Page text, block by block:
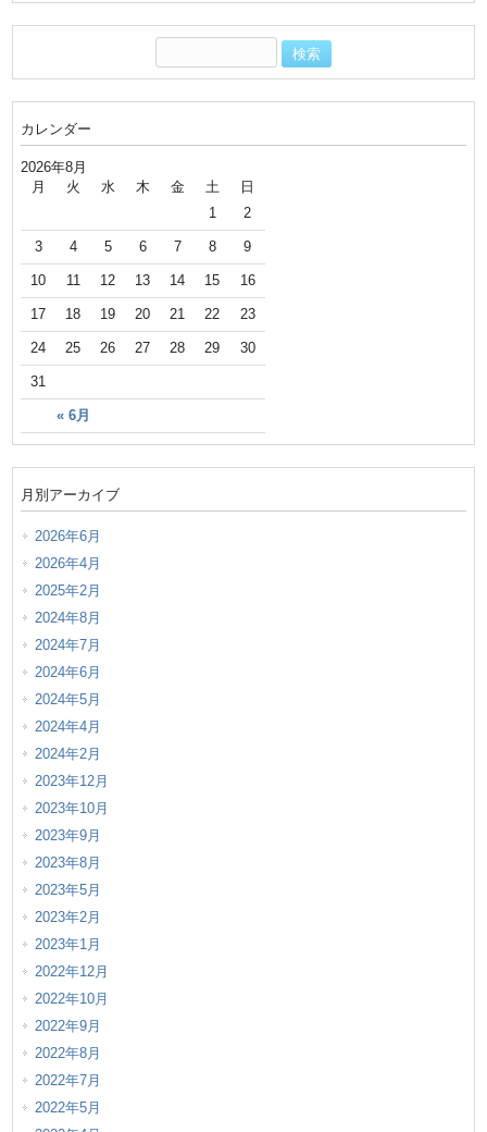
カレンダー
2026年8月
月 火 水 木 金 土 日
« 6月
1 2
3 4 5 6 7 8 9
10 11 12 13 14 15 16
17 18 19 20 21 22 23
24 25 26 27 28 29 30
31
月別アーカイブ
2026年6月
2026年4月
2025年2月
2024年8月
2024年7月
2024年6月
2024年5月
2024年4月
2024年2月
2023年12月
2023年10月
2023年9月
2023年8月
2023年5月
2023年2月
2023年1月
2022年12月
2022年10月
2022年9月
2022年8月
2022年7月
2022年5月